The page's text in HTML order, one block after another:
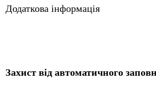
Додаткова інформація
Захист від автоматичного